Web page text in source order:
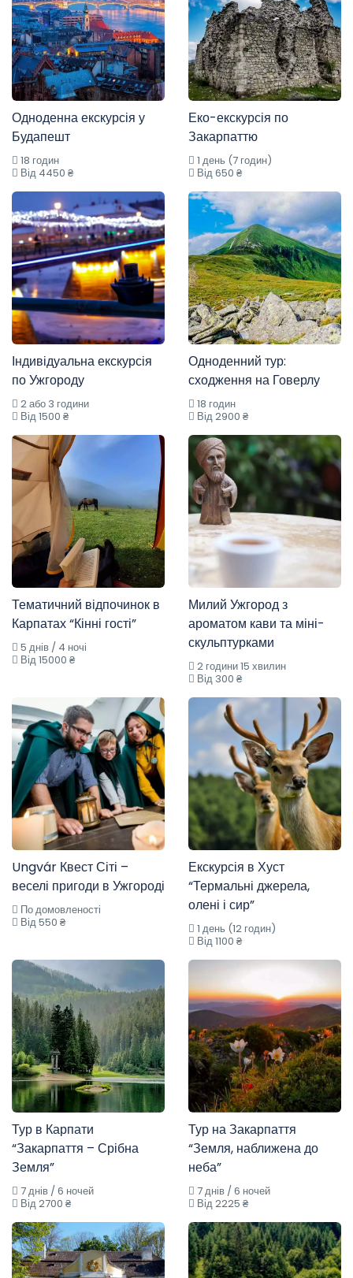
Одноденна екскурсія у
Будапешт
18 годин
Від 4450 ₴
Еко-екскурсія по
Закарпаттю
1 день (7 годин)
Від 650 ₴
Індивідуальна екскурсія
по Ужгороду
2 або 3 години
Від 1500 ₴
Одноденний тур:
сходження на Говерлу
18 годин
Від 2900 ₴
Тематичний відпочинок в
Карпатах “Кінні гості”
5 днів / 4 ночі
Від 15000 ₴
Милий Ужгород з
ароматом кави та міні-
скульптурками
2 години 15 хвилин
Від 300 ₴
Ungvár Квест Сіті –
веселі пригоди в Ужгороді
По домовленості
Від 550 ₴
Екскурсія в Хуст
“Термальні джерела,
олені і сир”
1 день (12 годин)
Від 1100 ₴
Тур в Карпати
“Закарпаття – Срібна
Земля”
7 днів / 6 ночей
Від 2700 ₴
Тур на Закарпаття
“Земля, наближена до
неба”
7 днів / 6 ночей
Від 2225 ₴